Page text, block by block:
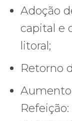
Adoção
capital e
litoral;
Retorno
Aumento